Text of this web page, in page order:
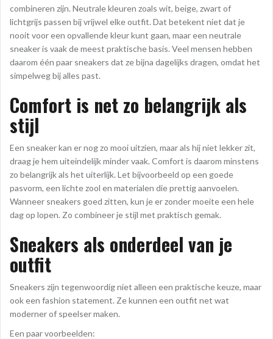
combineren zijn. Neutrale kleuren zoals wit, beige, zwart of
lichtgrijs passen bij vrijwel elke outfit. Dat betekent niet dat je
nooit voor een opvallende kleur kunt gaan, maar een neutrale
sneaker is vaak de meest praktische basis. Veel mensen hebben
daarom één paar sneakers dat ze bijna dagelijks dragen, omdat het
simpelweg bij alles past.
Comfort is net zo belangrijk als
stijl
Een sneaker kan er nog zo mooi uitzien, maar als hij niet lekker zit,
draag je hem uiteindelijk minder vaak. Comfort is daarom minstens
zo belangrijk als het uiterlijk. Let bijvoorbeeld op een goede
pasvorm, een lichte zool en materialen die prettig aanvoelen.
Wanneer sneakers goed zitten, kun je er zonder moeite een hele
dag op lopen. Zo combineer je stijl met praktisch gemak.
Sneakers als onderdeel van je
outfit
Sneakers zijn tegenwoordig niet alleen een praktische keuze, maar
ook een fashion statement. Ze kunnen een outfit net wat
moderner of speelser maken.
Een paar voorbeelden: